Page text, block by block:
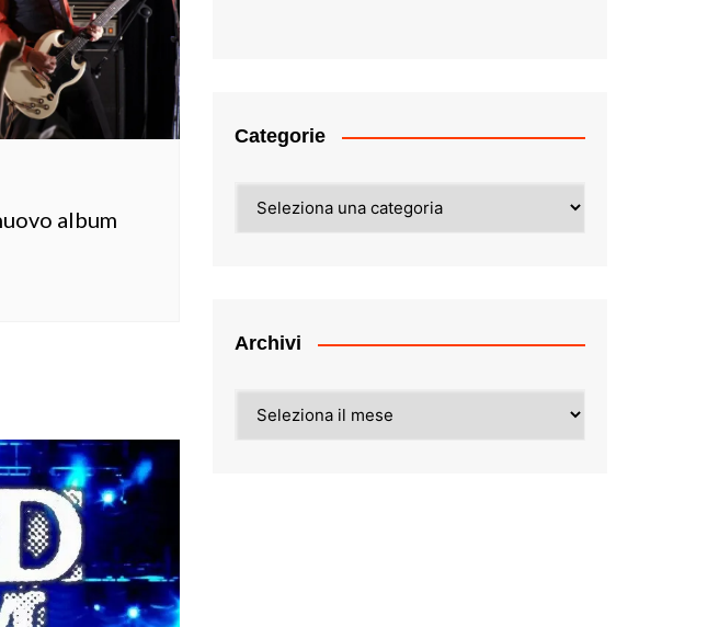
album
Categorie
Archivi